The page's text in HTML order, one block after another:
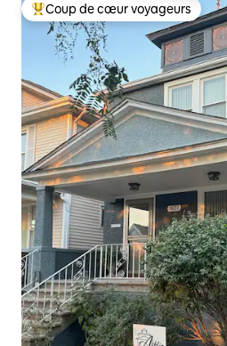
Coups de cœur voyageurs les
Coup de cœur voyageurs